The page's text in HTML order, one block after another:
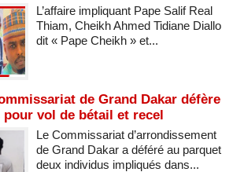
L’affaire impliquant Pape Salif Real
Thiam, Cheikh Ahmed Tidiane Diallo
dit « Pape Cheikh » et...
de Grand Dakar défère
vol de bétail et recel
Le Commissariat d’arrondissement
de Grand Dakar a déféré au parquet
deux individus impliqués dans...